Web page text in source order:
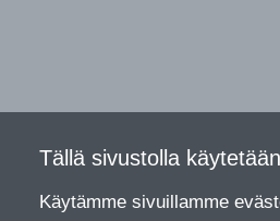
Tällä sivustolla
Käytämme sivuillamme